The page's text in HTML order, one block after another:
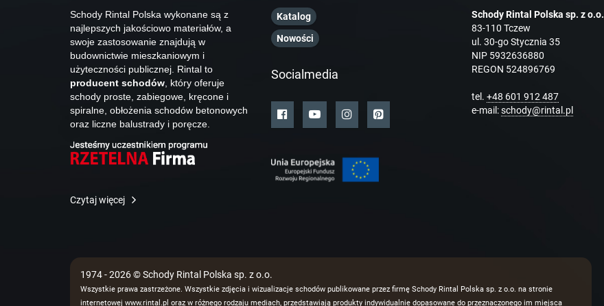
Schody Rintal Polska wykonane są z
najlepszych jakościowo materiałów, a
swoje zastosowanie znajdują w
budownictwie mieszkaniowym i
użyteczności publicznej. Rintal to
producent schodów , który oferuje
schody proste, zabiegowe, kręcone i
spiralne, obłożenia schodów betonowych
oraz liczne balustrady i poręcze.
Czytaj więcej
Katalog
Nowości
Socialmedia
Schody Rintal Polska sp. z o.o.
83-110 Tczew
ul. 30-go Stycznia 35
NIP 5932636880
REGON 524896769
tel. +48 601 912 487
e-mail:schody@rintal.pl
1974 - 2026 © Schody Rintal Polska sp. z o.o.
Wszystkie prawa zastrzeżone. Wszystkie zdjęcia i wizualizacje schodów publikowane przez firmę Schody Rintal Polska sp. z o.o. na stronie
internetowej www.rintal.pl oraz w różnego rodzaju mediach, przedstawiają produkty indywidualnie dopasowane do przeznaczonego im miejsca